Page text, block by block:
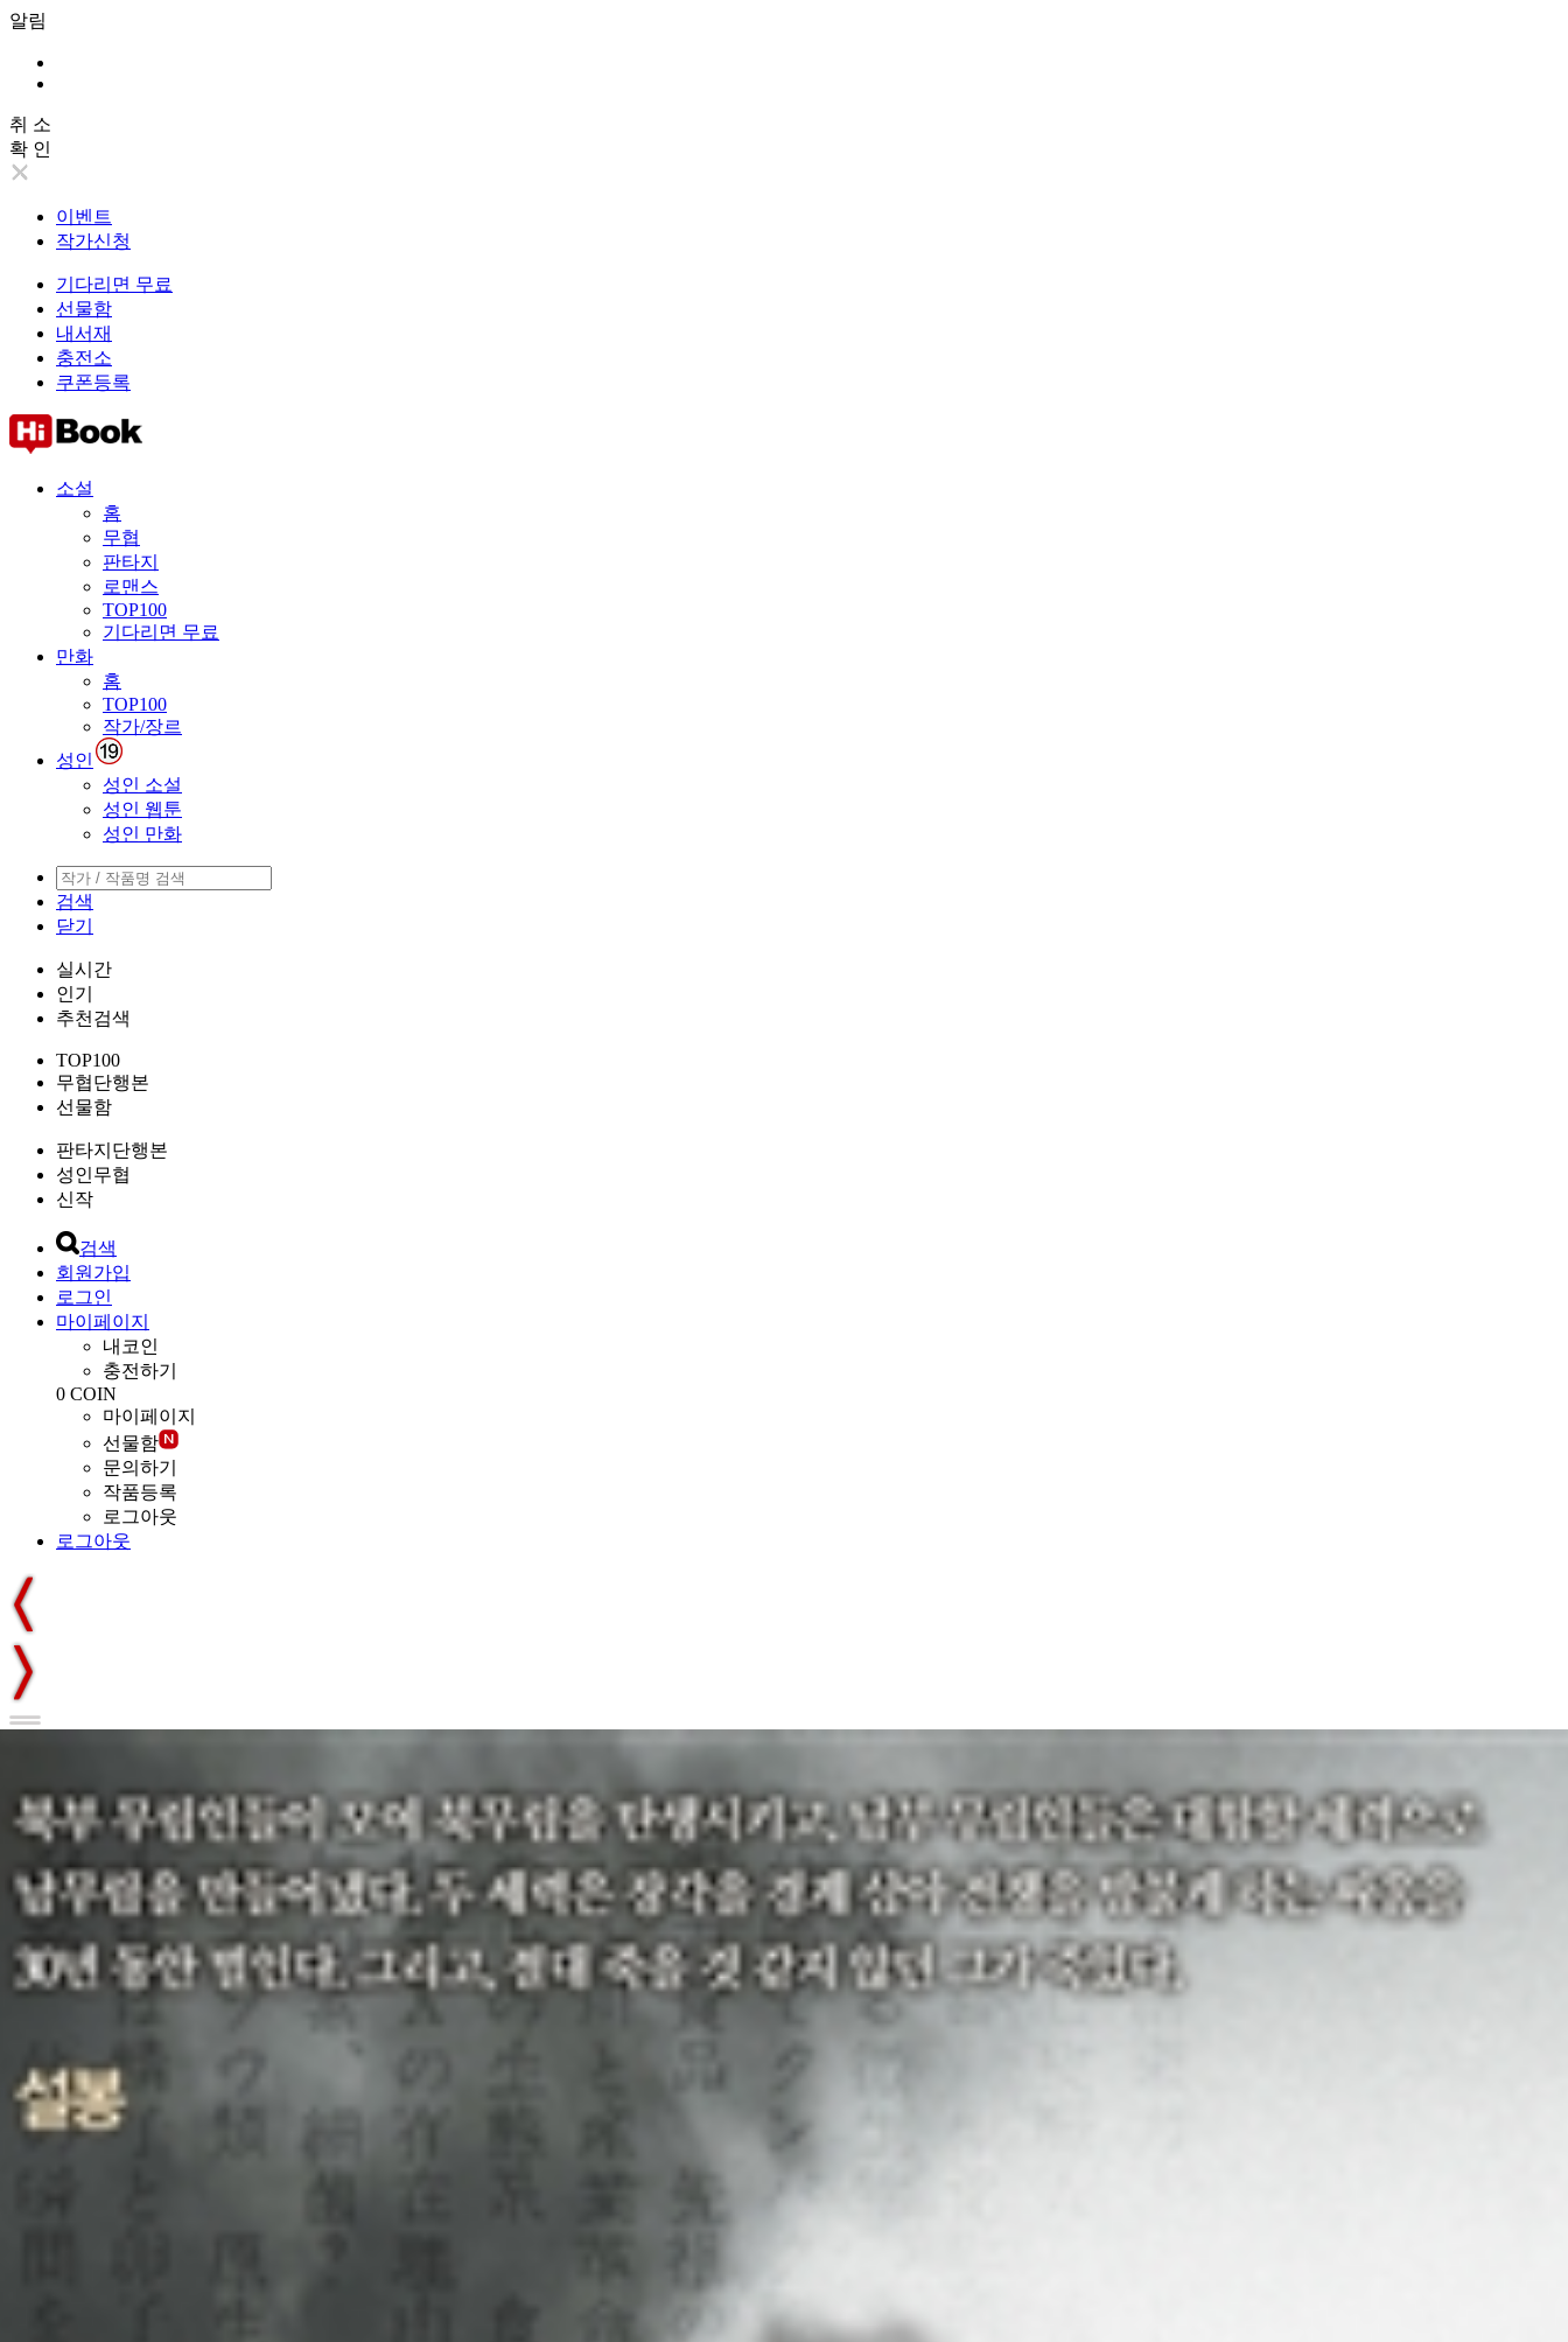
알림
취 소
확 인
이벤트
작가신청
기다리면 무료
선물함
내서재
충전소
쿠폰등록
소설
홈
무협
판타지
로맨스
TOP100
기다리면 무료
만화
홈
TOP100
작가/장르
성인
성인 소설
성인 웹툰
성인 만화
검색
닫기
실시간
인기
추천검색
TOP100
무협단행본
선물함
판타지단행본
성인무협
신작
검색
회원가입
로그인
마이페이지
내코인
충전하기
0 COIN
마이페이지
선물함
문의하기
작품등록
로그아웃
로그아웃